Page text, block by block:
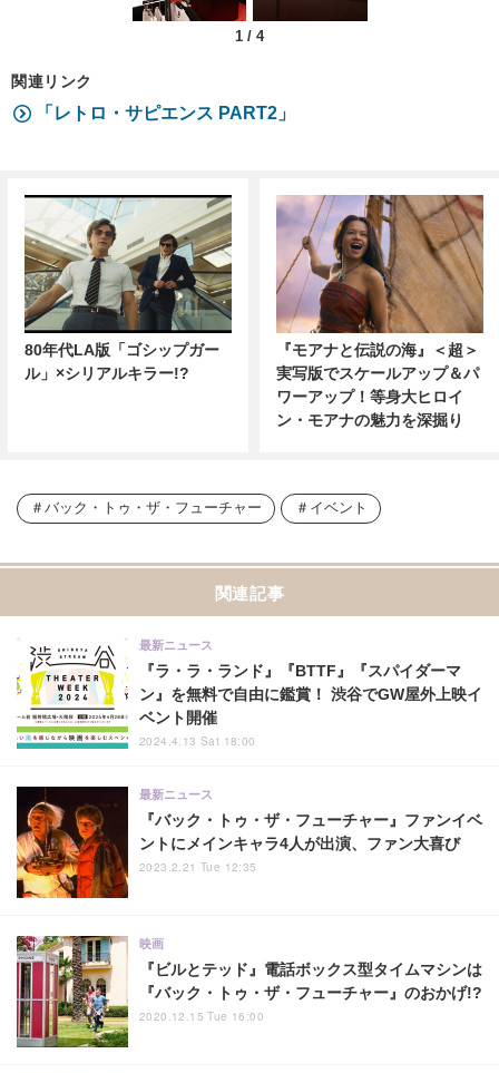
1 / 4
関連リンク
「レトロ・サピエンス PART2」
80年代LA版「ゴシップガー
ル」×シリアルキラー!?
『モアナと伝説の海』＜超＞
実写版でスケールアップ＆パ
ワーアップ！等身大ヒロイ
ン・モアナの魅力を深掘り
バック・トゥ・ザ・フューチャー イベント
関連記事
『ラ・ラ・ランド』『BTTF』『スパイダーマ
ン』を無料で自由に鑑賞！ 渋谷でGW屋外上映イ
ベント開催
最新ニュース
2024.4.13 Sat 18:00
『バック・トゥ・ザ・フューチャー』ファンイベ
ントにメインキャラ4人が出演、ファン大喜び
最新ニュース
2023.2.21 Tue 12:35
『ビルとテッド』電話ボックス型タイムマシンは
『バック・トゥ・ザ・フューチャー』のおかげ!?
映画
2020.12.15 Tue 16:00